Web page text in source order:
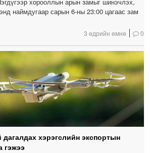
наймдугаар сарын 6-ны 23:00 цагаас зам
3 өдрийн өмнө 0
хэрэгслийн экспортын
гэжээ